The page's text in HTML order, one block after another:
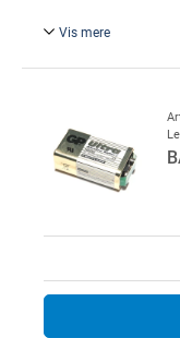
Vis mere
2,5 x 100 mm, 100